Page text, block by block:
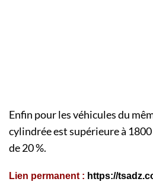
Enfin pour les véhicules du
cylindrée est supérieure à
de 20 %.
Lien permanent : https://